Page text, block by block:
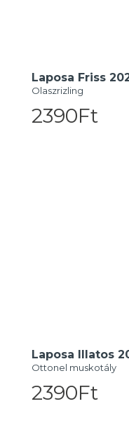
Laposa Friss
Olaszrizling
2390Ft
Laposa Illatos
Ottonel muskotály
2390Ft